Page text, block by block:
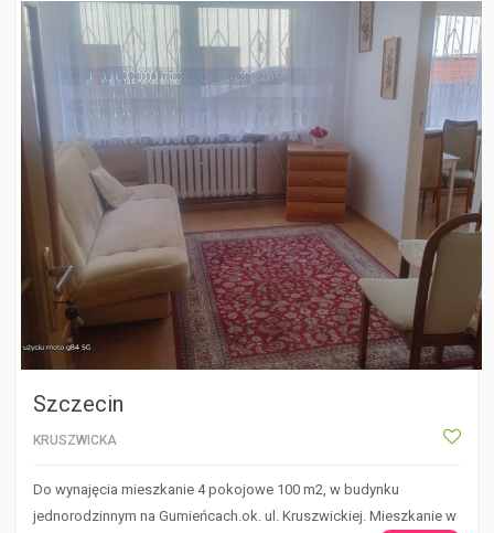
SZCZECIN
Szczecin
KRUSZWICKA
Do wynajęcia mieszkanie 4 pokojowe 100 m2, w budynku
jednorodzinnym na Gumieńcach.ok. ul. Kruszwickiej. Mieszkanie w